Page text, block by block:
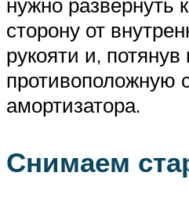
сторону от
рукояти и, потянув
противоположную
амортизатора.
Снимаем